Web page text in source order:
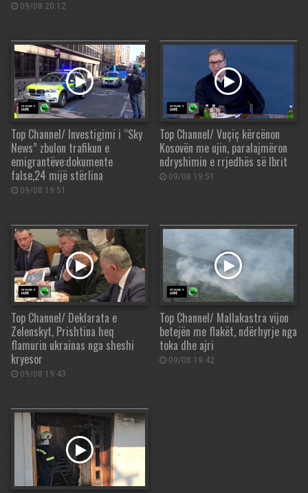
09/08 20:12
Top Channel/ Investigimi i “Sky
News” zbulon trafikun e
emigrantëve:dokumente
false,24 mijë stërlina
09/08 19:51
Top Channel/ Vuçiç kërcënon
Kosovën me ujin, paralajmëron
ndryshimin e rrjedhës së Ibrit
09/08 19:51
Top Channel/ Deklarata e
Zelenskyt, Prishtina heq
flamurin ukrainas nga sheshi
kryesor
09/08 19:43
Top Channel/ Mallakastra vijon
betejën me flakët, ndërhyrje nga
toka dhe ajri
09/08 19:42